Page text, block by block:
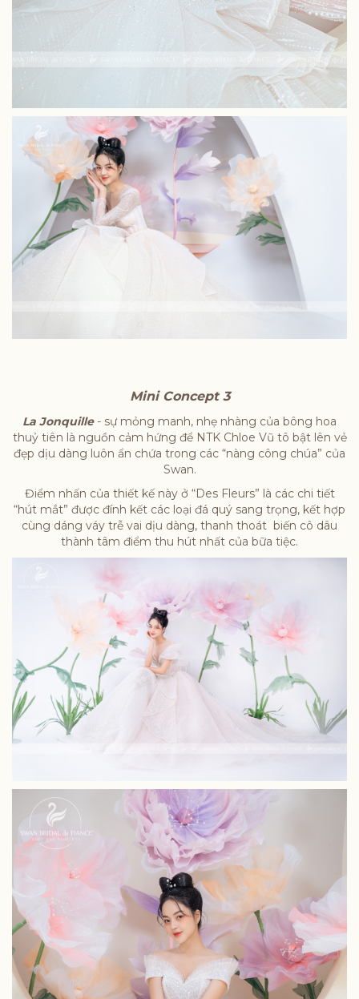
Mini Concept 3
La Jonquille- sự mỏng manh, nhẹ nhàng của bông hoa
thuỷ tiên là nguồn cảm hứng để NTK Chloe Vũ tô bật lên vẻ
đẹp dịu dàng luôn ẩn chứa trong các “nàng công chúa” của
Swan.
Điểm nhấn của thiết kế này ở “Des Fleurs” là các chi tiết
“hút mắt” được đính kết các loại đá quý sang trọng, kết hợp
cùng dáng váy trễ vai dịu dàng, thanh thoát biến cô dâu
thành tâm điểm thu hút nhất của bữa tiệc.